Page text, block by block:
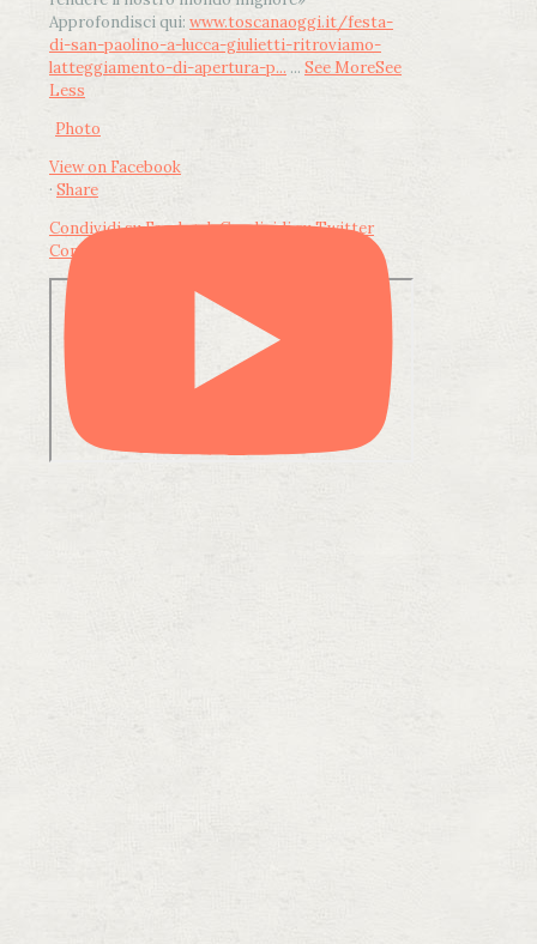
Approfondisci qui: www.toscanaoggi.it/festa-
di-san-paolino-a-lucca-giulietti-ritroviamo-
latteggiamento-di-apertura-p... ... See MoreSee
Less
Photo
View on Facebook
· Share
Condividi su FacebookCondividi su Twitter
Condividi su LinkedIn